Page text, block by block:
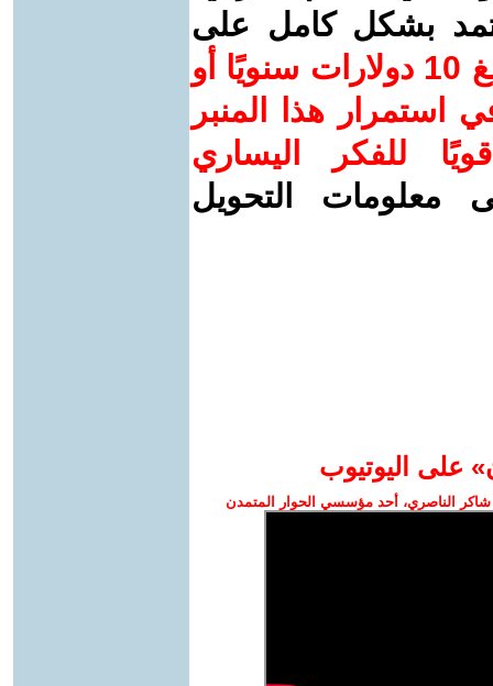
بشكل كامل على
ساهم/ي معنا! بدعمكم بمبلغ 10 دولارات سنويًا أو
استمرار هذا المنبر
للفكر اليساري
معلومات التحويل
على اليوتيوب
الناصري، أحد مؤسسي الحوار المتمدن